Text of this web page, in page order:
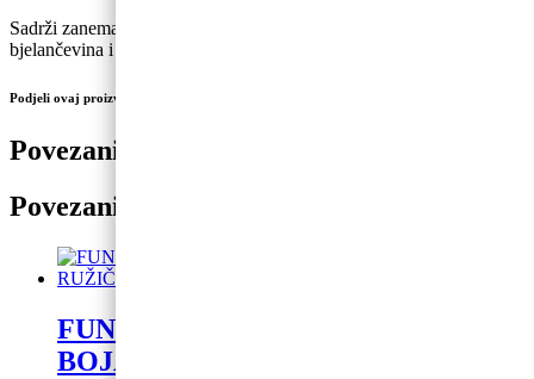
Sadrži zanemarive količine energije, masti, ugljikohidrata, šećera,
bjelančevina i soli.
Podjeli ovaj proizvod na društvenim mrežama
Povezani proizvodi
Povezani proizvodi
FUNCAKES PREHRAMBENA
BOJA U GELU RUŽIČASTA 30 G